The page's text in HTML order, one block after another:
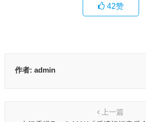
42赞
作者: admin
上一篇